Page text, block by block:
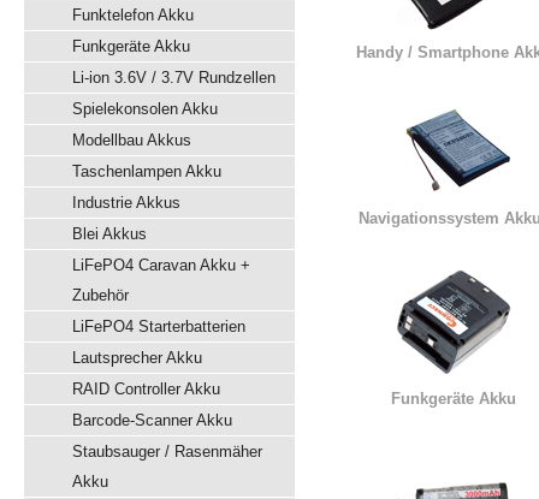
Funktelefon Akku
Funkgeräte Akku
Li-ion 3.6V / 3.7V Rundzellen
Spielekonsolen Akku
Modellbau Akkus
Taschenlampen Akku
Industrie Akkus
Blei Akkus
LiFePO4 Caravan Akku +
Zubehör
LiFePO4 Starterbatterien
Lautsprecher Akku
RAID Controller Akku
Barcode-Scanner Akku
Staubsauger / Rasenmäher
Akku
Handy / Smartphone
Navigationssystem
Funkgeräte Akku